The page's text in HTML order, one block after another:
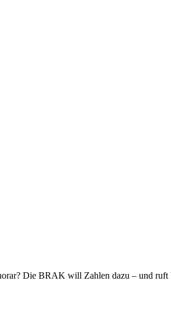
Die BRAK will Zahlen dazu – und ruft